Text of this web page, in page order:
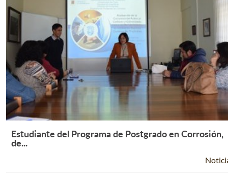
Leer Más +
Estudiante del Programa de Postgrado en Corrosión,
de...